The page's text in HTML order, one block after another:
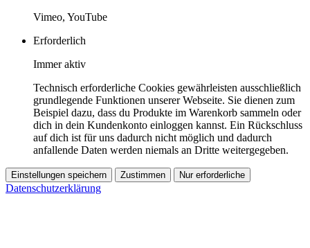
Vimeo, YouTube
Erforderlich
Immer aktiv
Technisch erforderliche Cookies gewährleisten ausschließlich
grundlegende Funktionen unserer Webseite. Sie dienen zum
Beispiel dazu, dass du Produkte im Warenkorb sammeln oder
dich in dein Kundenkonto einloggen kannst. Ein Rückschluss
auf dich ist für uns dadurch nicht möglich und dadurch
anfallende Daten werden niemals an Dritte weitergegeben.
Einstellungen speichern Zustimmen Nur erforderliche
Datenschutzerklärung